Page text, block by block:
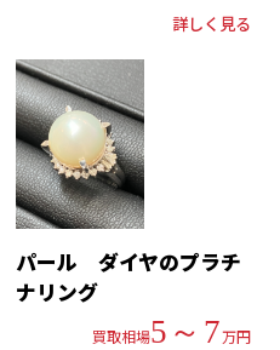
詳しく見る
パール ダイヤのプラチ
ナリング
買取相場5～7万円